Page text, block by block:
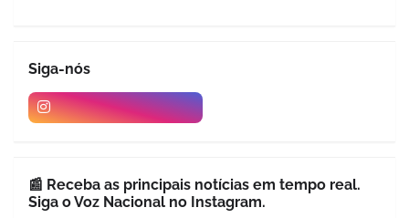
Siga-nós
📰 Receba as principais notícias em tempo real.
Siga o Voz Nacional no Instagram.